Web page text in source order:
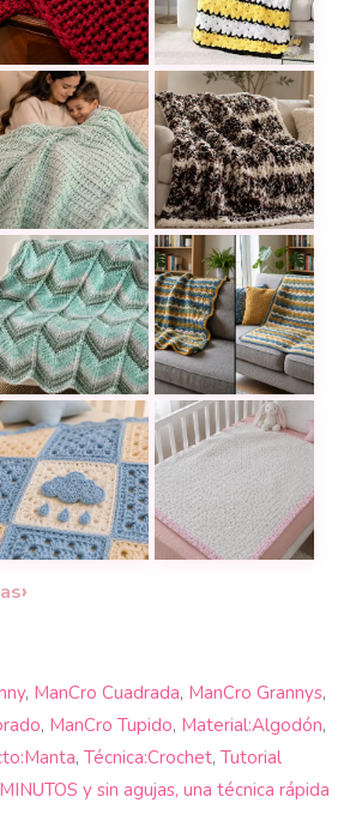
una manta en punto cable y
tejer una manta Becozi a
Teje con tus
rayas de colores y punto de
una manta a crochet suave
Una manta tejida
a crochet fácil, abrigadora
Chevron a dos agujas con
Por qué tu manta
en tonos pastel para un
de bebé con grannys a
Cobija de bebé
›
, ManCro Cuadrada, ManCro Grannys,
, ManCro Tupido, Material:Algodón,
, Técnica:Crochet, Tutorial
y sin agujas, una técnica rápida